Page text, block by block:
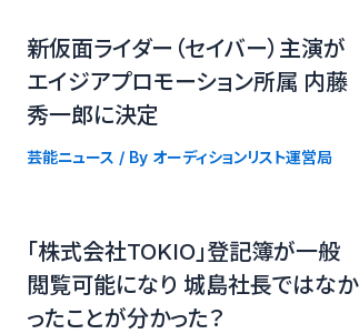
新仮面ライダー（セイバー）主演が
エイジアプロモーション所属 内藤
秀一郎に決定
芸能ニュース / By オーディションリスト運営局
「株式会社TOKIO」登記簿が一般
閲覧可能になり 城島社長ではなか
ったことが分かった？